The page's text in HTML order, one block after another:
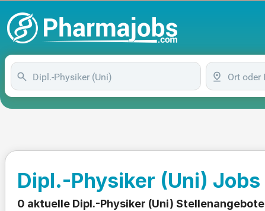
Dipl.-Physiker (Uni) Jobs
0 aktuelle Dipl.-Physiker (Uni) Stellenangebote